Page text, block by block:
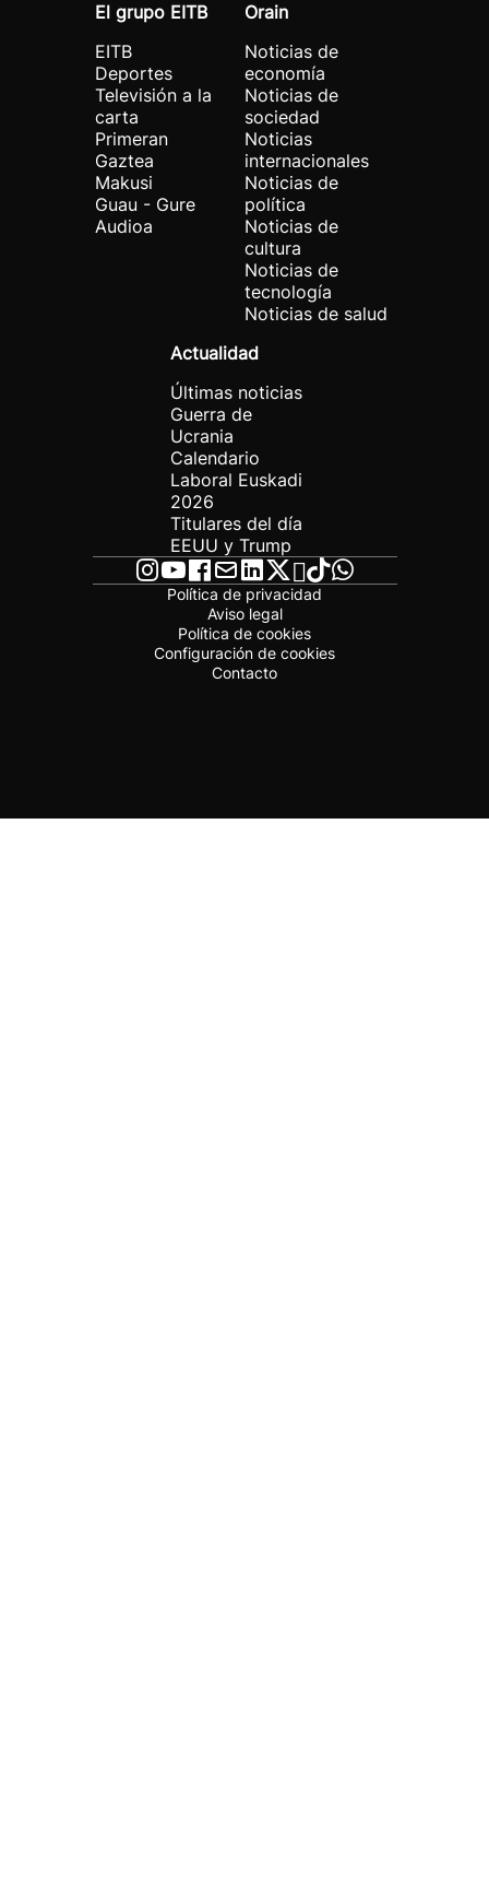
El grupo EITB
EITB
Deportes
Televisión a la
carta
Primeran
Gaztea
Makusi
Guau - Gure
Audioa
Orain
Noticias de
economía
Noticias de
sociedad
Noticias
internacionales
Noticias de
política
Noticias de
cultura
Noticias de
tecnología
Noticias de salud
Actualidad
Últimas noticias
Guerra de
Ucrania
Calendario
Laboral Euskadi
2026
Titulares del día
EEUU y Trump
Política de privacidad
Aviso legal
Política de cookies
Configuración de cookies
Contacto